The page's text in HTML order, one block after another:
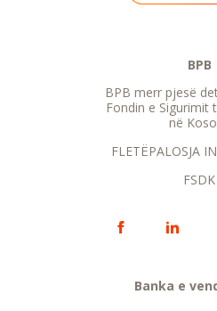
BPB
BPB merr pjesë
Fondin e Sigurimit
në
FLETËPALOSJA
FSDK
Banka e